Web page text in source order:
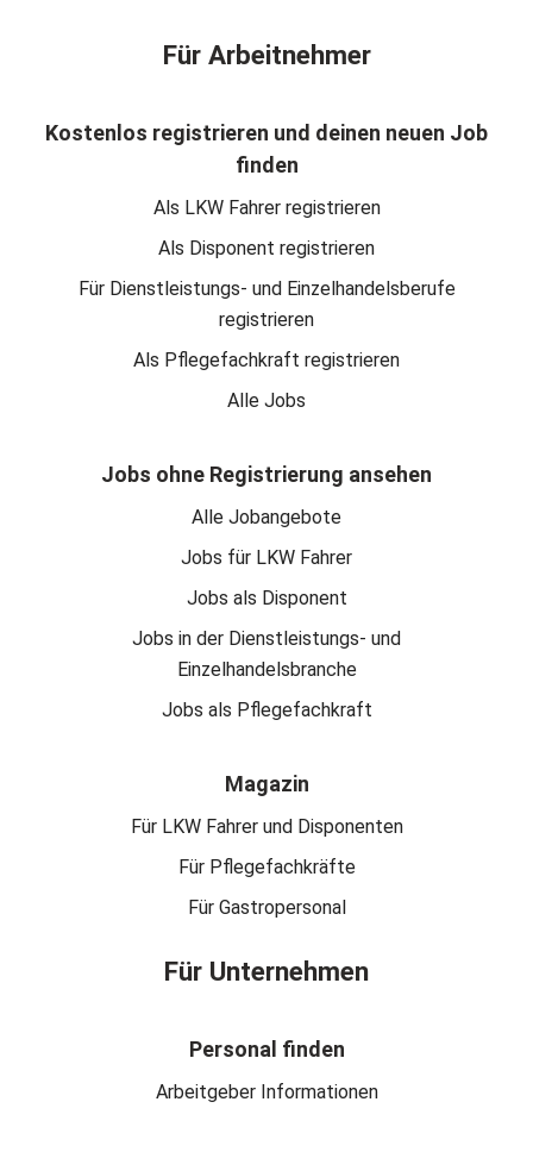
Für Arbeitnehmer
Kostenlos registrieren und deinen neuen Job
finden
Als LKW Fahrer registrieren
Als Disponent registrieren
Für Dienstleistungs- und Einzelhandelsberufe
registrieren
Als Pflegefachkraft registrieren
Alle Jobs
Jobs ohne Registrierung ansehen
Alle Jobangebote
Jobs für LKW Fahrer
Jobs als Disponent
Jobs in der Dienstleistungs- und
Einzelhandelsbranche
Jobs als Pflegefachkraft
Magazin
Für LKW Fahrer und Disponenten
Für Pflegefachkräfte
Für Gastropersonal
Für Unternehmen
Personal finden
Arbeitgeber Informationen